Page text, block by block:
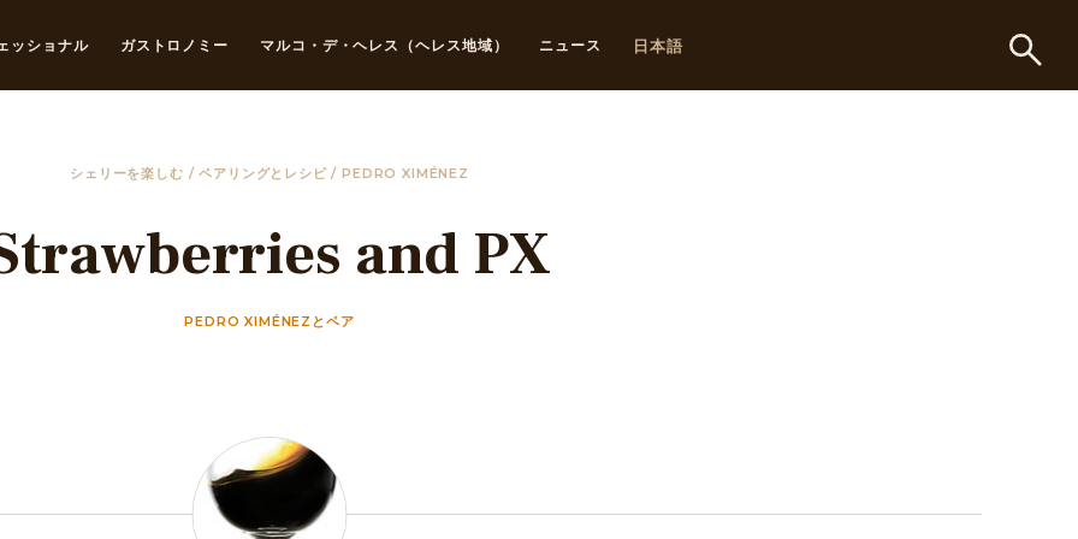
ッショナル ガストロノミー マルコ・デ・ヘレス（ヘレス地域） ニュース 日本語
シェリーを楽しむ /ペアリングとレシピ/PEDRO XIMÉNEZ
and PX
PEDRO XIMÉNEZとペア